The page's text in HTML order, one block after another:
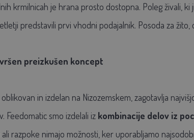
krmilnicah je hrana prosto dostopna. Poleg živali,
predstavili prvi vhodni podajalnik. Posoda za
preizkušen koncept
oblikovan in izdelan na Nizozemskem, zagotavlja
Feedomatic smo izdelali iz kombinacije delov iz
ali razpoke nimajo možnosti, ker uporabljamo